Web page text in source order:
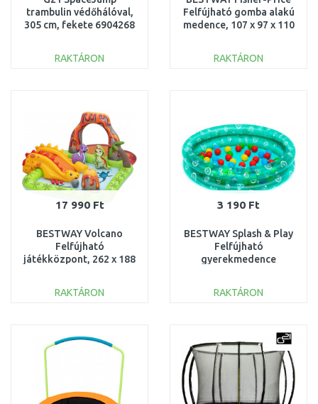
trambulin védőhálóval,
305 cm, fekete 6904268
RAKTÁRON
Felfújható gomba alakú
medence, 107 x 97 x 110
RAKTÁRON
17 990 Ft
BESTWAY Volcano
Felfújható
játékközpont, 262 x 188
RAKTÁRON
Összehasonlítás
3 190 Ft
BESTWAY Splash & Play
Felfújható
gyerekmedence
51141
RAKTÁRON